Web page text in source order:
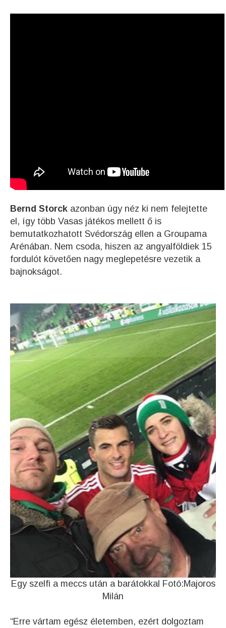
Bernd Storck azonban úgy néz ki nem felejtette
el, így több Vasas játékos mellett ő is
bemutatkozhatott Svédország ellen a Groupama
Arénában. Nem csoda, hiszen az angyalföldiek 15
fordulót követően nagy meglepetésre vezetik a
bajnokságot.
Egy szelfi a meccs után a barátokkal Fotó:Majoros
Milán
“Erre vártam egész életemben, ezért dolgoztam